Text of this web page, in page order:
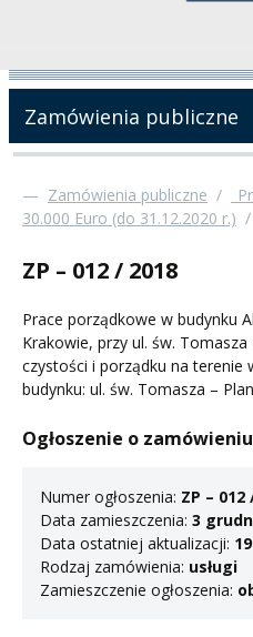
Zamówienia publiczne
— Zamówienia publiczne /
30.000 Euro (do 31.12.2020 r.) /
ZP – 012 / 2018
Prace porządkowe w budynku
Krakowie, przy ul. św.
czystości i porządku na terenie
budynku: ul. św. Tomasza –
Ogłoszenie o zamówieniu
Numer ogłoszenia: ZP – 012
Data zamieszczenia: 3
Data ostatniej aktualizacji:
Rodzaj zamówienia: usługi
Zamieszczenie ogłoszenia: